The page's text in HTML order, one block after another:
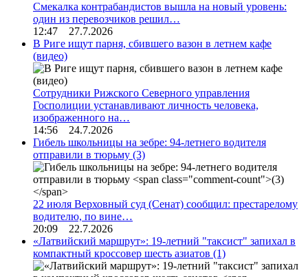
Смекалка контрабандистов вышла на новый уровень:
один из перевозчиков решил…
12:47 27.7.2026
В Риге ищут парня, сбившего вазон в летнем кафе
(видео)
Сотрудники Рижского Северного управления
Госполиции устанавливают личность человека,
изображенного на…
14:56 24.7.2026
Гибель школьницы на зебре: 94-летнего водителя
отправили в тюрьму (3)
22 июля Верховный суд (Сенат) сообщил: престарелому
водителю, по вине…
20:09 22.7.2026
«Латвийский маршрут»: 19-летний "таксист" запихал в
компактный кроссовер шесть азиатов (1)